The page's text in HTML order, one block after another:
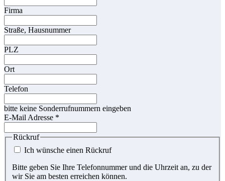
Firma
Straße, Hausnummer
PLZ
Ort
Telefon
bitte keine Sonderrufnummern eingeben
E-Mail Adresse *
Rückruf
Ich wünsche einen Rückruf
Bitte geben Sie Ihre Telefonnummer und die Uhrzeit an, zu der
wir Sie am besten erreichen können.